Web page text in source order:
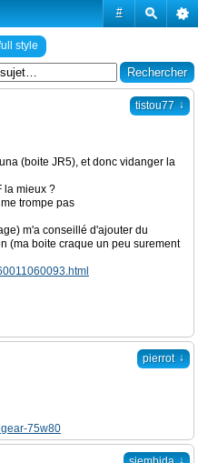
#
style
tistou77 ↓
(boite JR5), et donc vidanger la
la mieux ?
trompe pas
m'a conseillé d'ajouter du
(ma boite craque un peu surement
pierrot ↓
75w80
↓